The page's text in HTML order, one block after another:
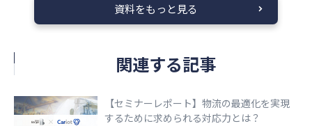
資料をもっと見る
関連する記事
【セミナーレポート】物流の最適化を実現
するために求められる対応力とは？